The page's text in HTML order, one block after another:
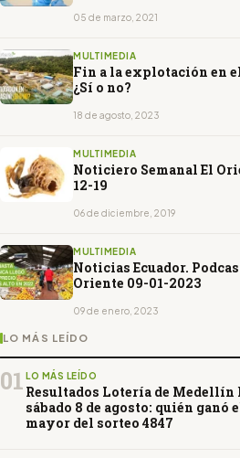
05 de marzo, 2021
MULTIMEDIA
Fin a la explotación en
¿Sí o no?
18 de agosto, 2023
MULTIMEDIA
Noticiero Semanal El
12-19
06 de diciembre, 2019
MULTIMEDIA
Noticias Ecuador.
Oriente 09-01-2023
09 de enero, 2023
LO MÁS LEÍDO
01 LO MÁS LEÍDO
Resultados Lotería de Medellín
sábado 8 de agosto: quién ganó
mayor del sorteo 4847